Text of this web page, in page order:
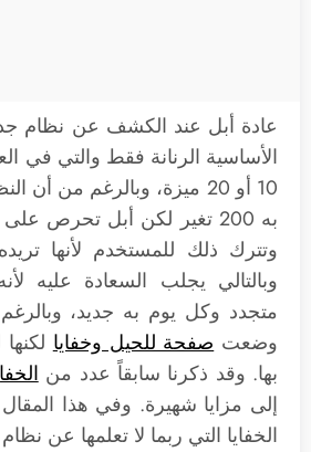
عادة أبل عند الكشف عن نظام
الأساسية الرنانة فقط والتي في
10 أو 20 ميزة، وبالرغم من
به 200 تغير لكن أبل تحرص
وتترك ذلك للمستخدم لأنها
وبالتالي يجلب السعادة عليه
متجدد وكل يوم به جديد،
وضعت صفحة للحيل وخفايا
بها. وقد ذكرنا سابقاً عدد من
إلى مزايا شهيرة. وفي هذا
الخفايا التي ربما لا تعلمها عن نظام iOS 7.